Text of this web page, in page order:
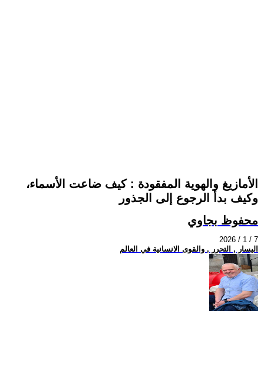
الأمازيغ والهوية المفقودة : كيف ضاعت الأسماء،
وكيف بدأ الرجوع إلى الجذور
محفوظ بجاوي
2026 / 1 / 7
اليسار , التحرر , والقوى الانسانية في العالم